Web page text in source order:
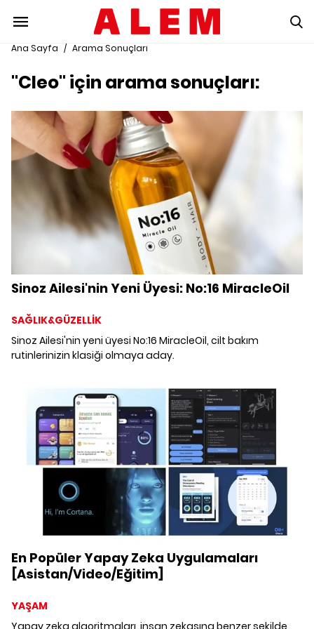
Ana Sayfa / Arama Sonuçları
"Cleo" için arama sonuçları:
Sinoz Ailesi'nin Yeni Üyesi: No:16 MiracleOil
SAĞLIK&GÜZELLİK
Sinoz Ailesi'nin yeni üyesi No:16 MiracleOil, cilt bakım
rutinlerinizin klasiği olmaya aday.
En Popüler Yapay Zeka Uygulamaları
[Asistan/Video/Eğitim]
YAŞAM
Yapay zeka algoritmaları, insan zekasına benzer şekilde